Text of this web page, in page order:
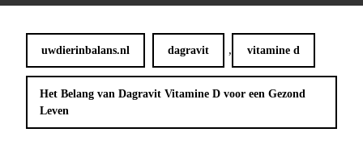
menu
uwdierinbalans.nl dagravit , vitamine d
Het Belang van Dagravit Vitamine D voor een Gezond
Leven